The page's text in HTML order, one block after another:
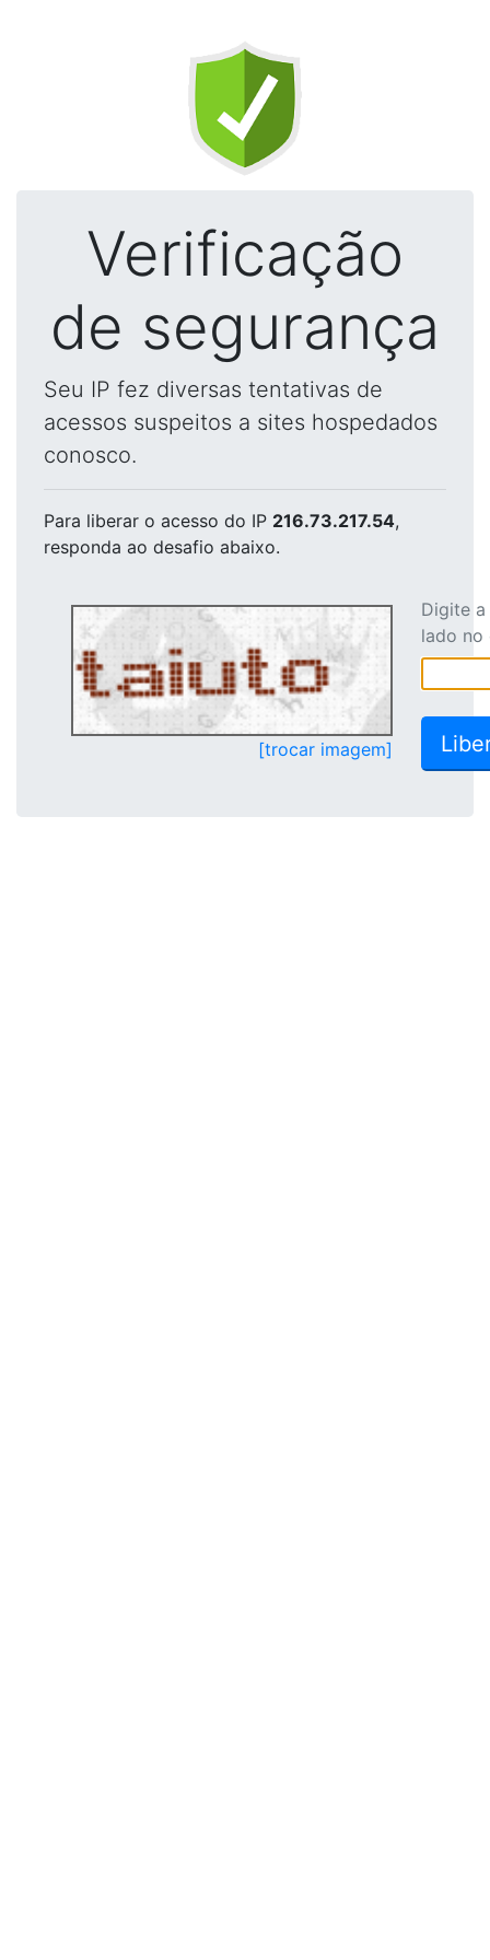
Verificação
de segurança
Seu IP fez diversas tentativas de
acessos suspeitos a sites hospedados
conosco.
Para liberar o acesso do IP 216.73.217.54,
responda ao desafio abaixo.
[trocar imagem]
Digite
lado no